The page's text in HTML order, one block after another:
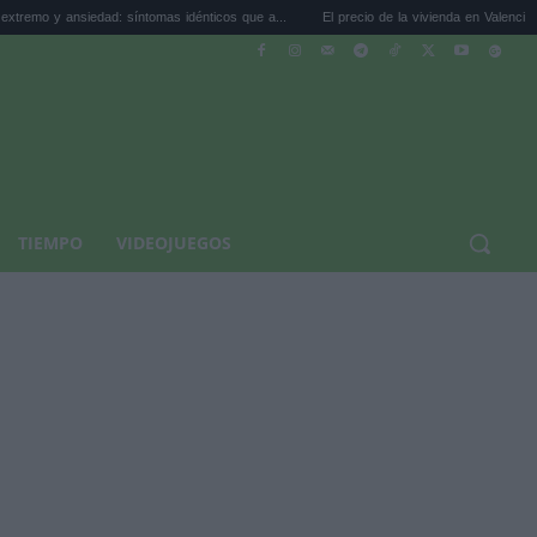
síntomas idénticos que a... El precio de la vivienda en Valencia sube a 3.485
TIEMPO VIDEOJUEGOS